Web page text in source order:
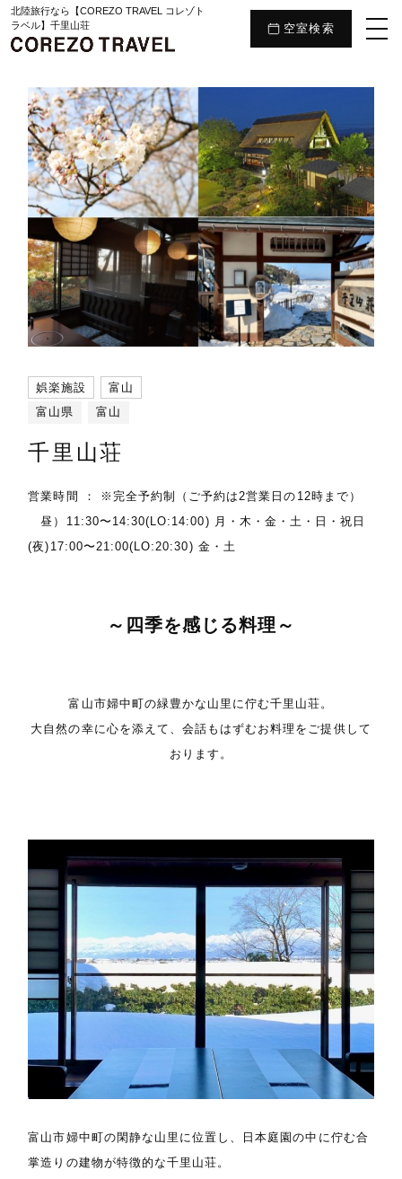
北陸旅行なら【COREZO TRAVEL コレゾト
ラベル】千里山荘
空室検索
娯楽施設
富山
富山県
富山
千里山荘
営業時間 ： ※完全予約制（ご予約は2営業日の12時まで）
昼）11:30〜14:30(LO:14:00) 月・木・金・土・日・祝日
(夜)17:00〜21:00(LO:20:30) 金・土
～四季を感じる料理～
富山市婦中町の緑豊かな山里に佇む千里山荘。
大自然の幸に心を添えて、会話もはずむお料理をご提供して
おります。
富山市婦中町の閑静な山里に位置し、日本庭園の中に佇む合
掌造りの建物が特徴的な千里山荘。